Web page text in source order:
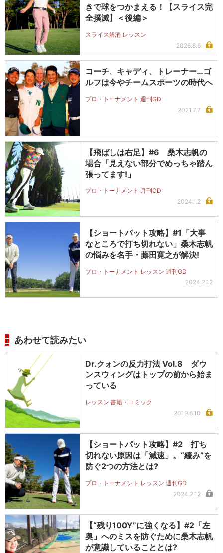
きで球をつかまえる！【スライス完
全撲滅】＜後編＞
スライス解消 レッスン
2026.8.6
コーチ、キャディ、トレーナー…ゴ
ルフは今やチームスポーツの時代へ
プロ・トーナメント 週刊GD
2021.7.7
【飛ばしは右足】#6 桑木志帆の
場合「見えない部分でめっちゃ踏ん
張ってます!」
プロ・トーナメント 月刊GD
2024.1.2
【ショートパット攻略】#1「大事
なところで打ち切れない」桑木志帆
の悩みを名手・藤田寛之が解決!
プロ・トーナメント レッスン 週刊GD
2024.2.12
あわせて読みたい
Dr.クォンの反力打法 Vol.8 ダウ
ンスウィングはトップの前から始ま
っている
レッスン 書籍・コミック
2019.6.10
【ショートパット攻略】#2 打ち
切れない原因は「減速」。“緩み”を
防ぐ2つの方法とは?
プロ・トーナメント レッスン 週刊GD
2024.2.12
【“残り100Y”に強くなる】#2「左
奥」へのミスを防ぐために桑木志帆
が意識していることとは?